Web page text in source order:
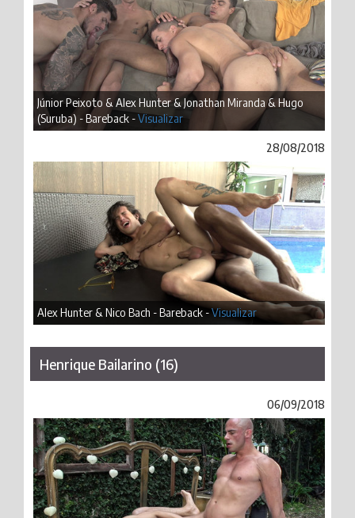
Júnior Peixoto & Alex Hunter & Jonathan Miranda & Hugo
(Suruba) - Bareback -Visualizar
28/08/2018
Alex Hunter & Nico Bach - Bareback -Visualizar
Henrique Bailarino (16)
06/09/2018